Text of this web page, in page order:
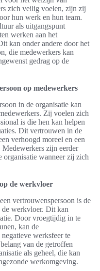
zich veilig voelen, zijn zij
hun werk en hun team.
als uitgangspunt
werken aan het
kan onder andere door het
die medewerkers kan
gedrag op de
op medewerkers
in de organisatie kan
Zij voelen zich
is die hen kan helpen
Dit vertrouwen in de
verhoogd moreel en een
Medewerkers zijn eerder
organisatie wanneer zij zich
de werkvloer
vertrouwenspersoon is de
de werkvloer. Dit kan
Door vroegtijdig in te
kan de
werksfeer te
van de getroffen
als geheel, die kan
werkomgeving.